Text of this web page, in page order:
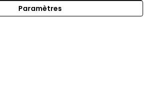
Paramètres